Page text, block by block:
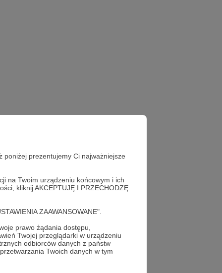
poniżej prezentujemy Ci najważniejsze
na Twoim urządzeniu końcowym i ich
kliknij AKCEPTUJĘ I PRZECHODZĘ
ZAAWANSOWANE".
prawo żądania dostępu,
Twojej przeglądarki w urządzeniu
odbiorców danych z państw
Twoich danych w tym
profil autora